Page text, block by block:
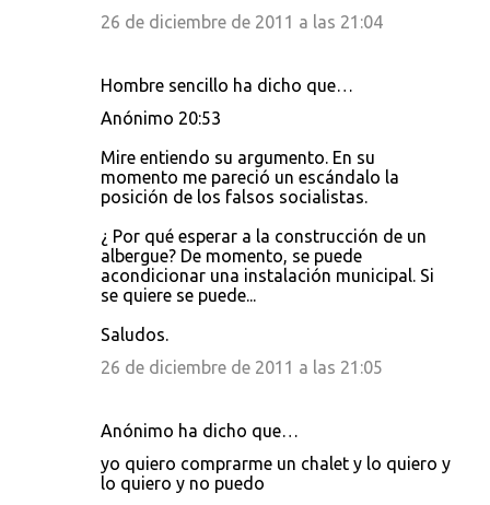
26 de diciembre de 2011 a las 21:04
Hombre sencillo ha dicho que…
Anónimo 20:53
Mire entiendo su argumento. En su
momento me pareció un escándalo la
posición de los falsos socialistas.
¿ Por qué esperar a la construcción de un
albergue? De momento, se puede
acondicionar una instalación municipal. Si
se quiere se puede...
Saludos.
26 de diciembre de 2011 a las 21:05
Anónimo ha dicho que…
yo quiero comprarme un chalet y lo quiero y
lo quiero y no puedo